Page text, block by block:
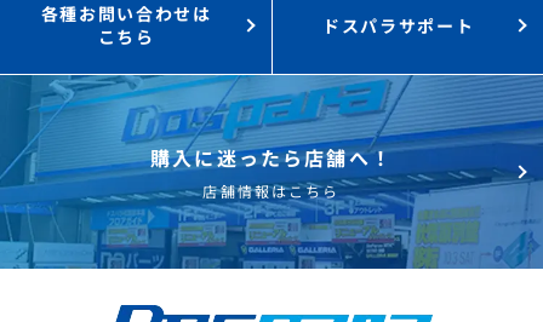
各種お問い合わせは
こちら
ドスパラサポート
購入に迷ったら店舗へ！
店舗情報はこちら